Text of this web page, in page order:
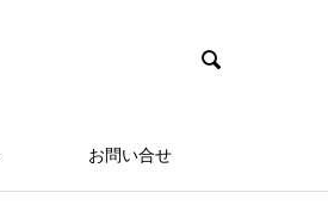

お問い合せ